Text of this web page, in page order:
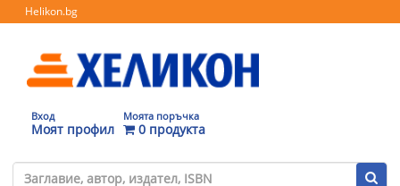
Helikon.bg
Вход
Моят профил
Моята поръчка
0 продукта